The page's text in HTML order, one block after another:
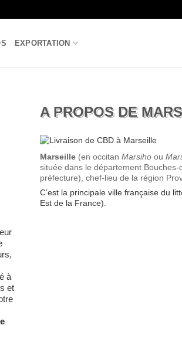
EXPORTATION
à
et
A PROPOS DE
Marseille (en occitan Marsiho ou
située dans le département
préfecture), chef-lieu de la région
C’est la principale ville française du
Est de la France).